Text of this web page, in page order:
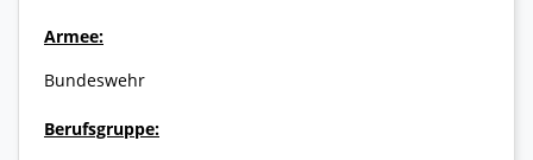
Armee:
Bundeswehr
Berufsgruppe: